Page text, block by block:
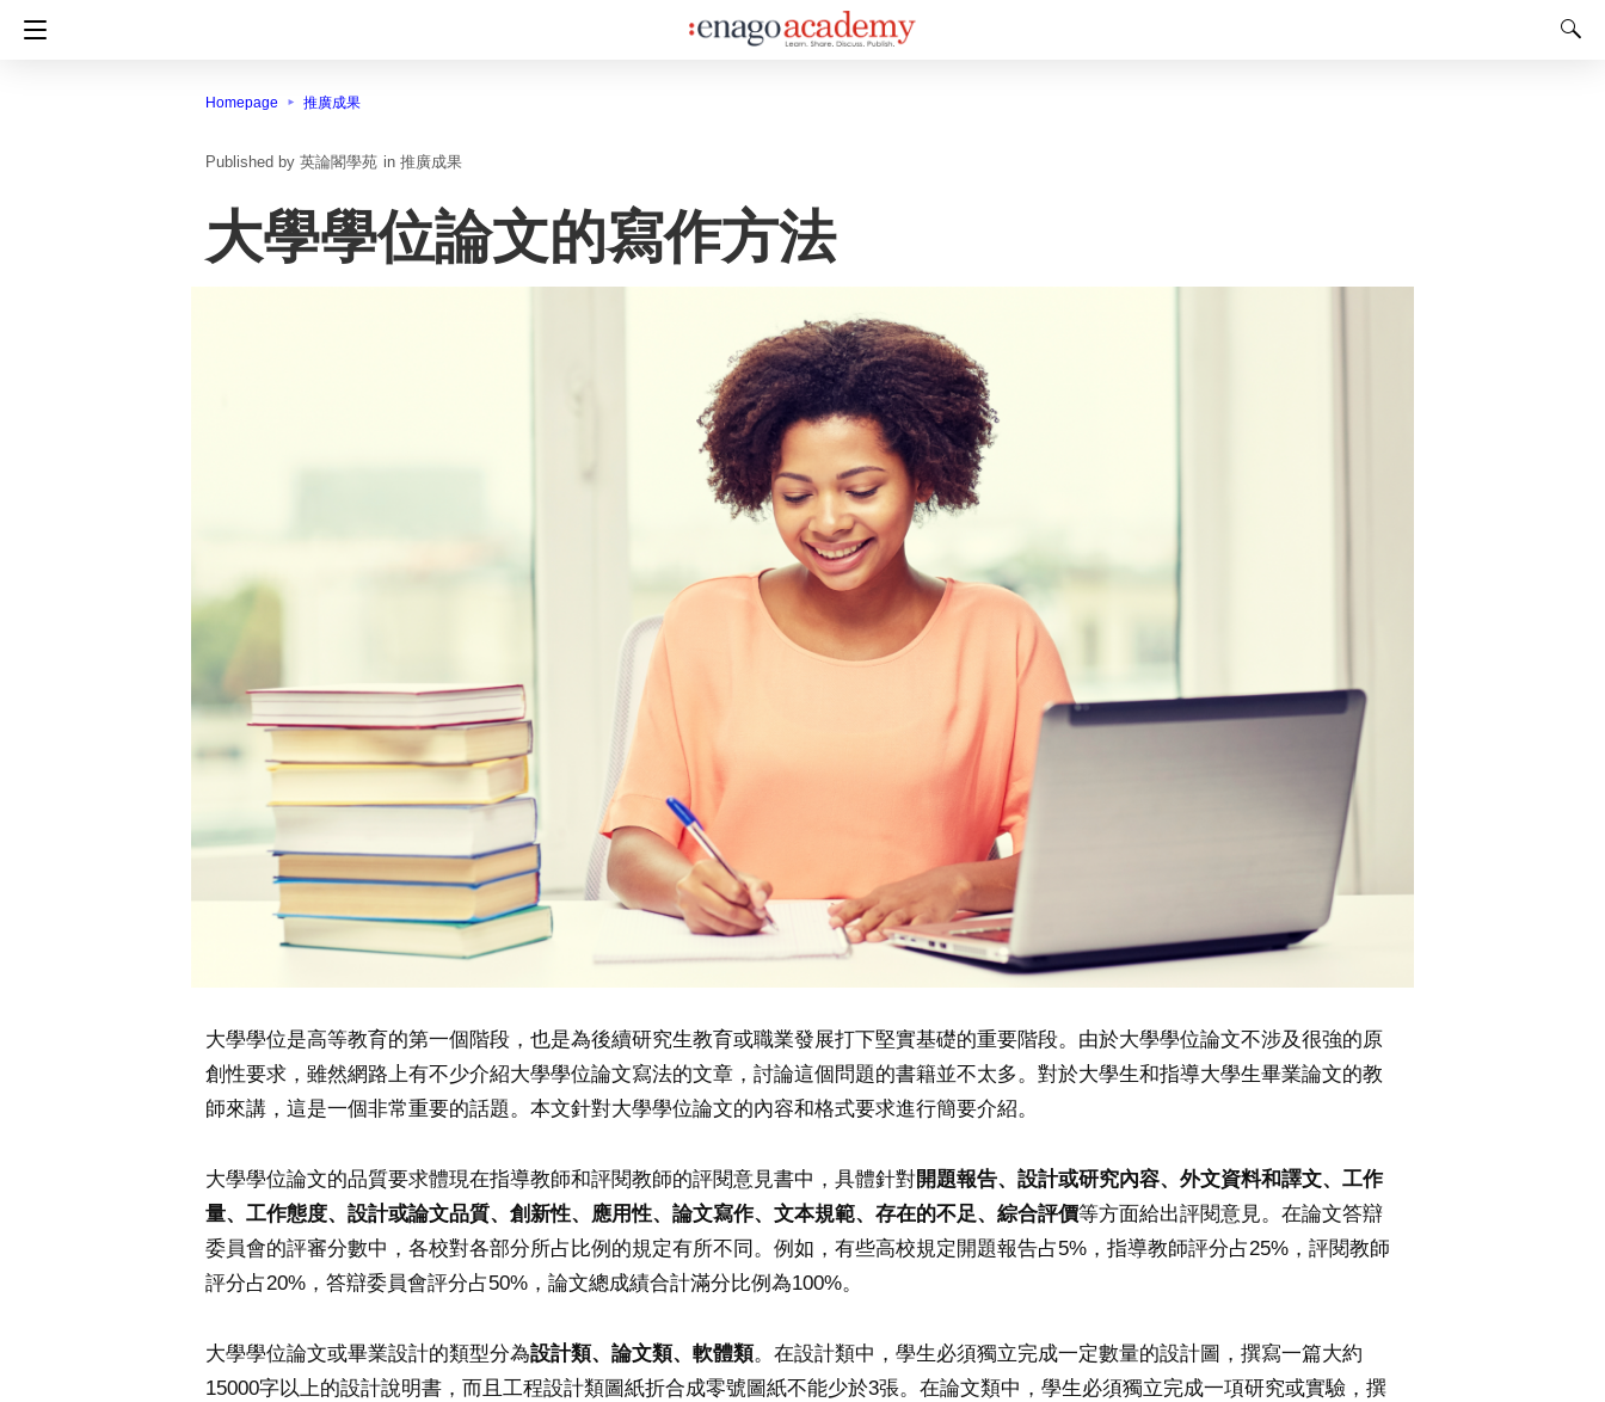
Homepage 推廣成果
英論閣學苑 in 推廣成果
大學學位論文的寫作方法
大學學位是高等教育的第一個階段，也是為後續研究生教育或職業發展打下堅實基礎的重要階段。由於大學學位論文不涉及很強的原
創性要求，雖然網路上有不少介紹大學學位論文寫法的文章，討論這個問題的書籍並不太多。對於大學生和指導大學生畢業論文的教
師來講，這是一個非常重要的話題。本文針對大學學位論文的內容和格式要求進行簡要介紹。
大學學位論文的品質要求體現在指導教師和評閱教師的評閱意見書中，具體針對開題報告、設計或研究內容、外文資料和譯文、工作
量、工作態度、設計或論文品質、創新性、應用性、論文寫作、文本規範、存在的不足、綜合評價等方面給出評閱意見。在論文答辯
委員會的評審分數中，各校對各部分所占比例的規定有所不同。例如，有些高校規定開題報告占5%，指導教師評分占25%，評閱教師
評分占20%，答辯委員會評分占50%，論文總成績合計滿分比例為100%。
大學學位論文或畢業設計的類型分為設計類、論文類、軟體類。在設計類中，學生必須獨立完成一定數量的設計圖，撰寫一篇大約
15000字以上的設計說明書，而且工程設計類圖紙折合成零號圖紙不能少於3張。在論文類中，學生必須獨立完成一項研究或實驗，撰